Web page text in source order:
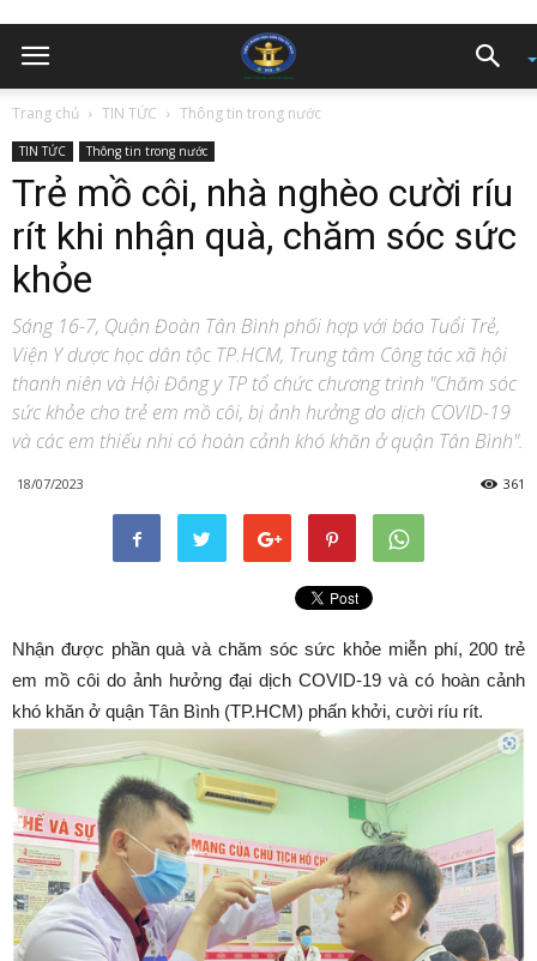
Trang chủ TIN TỨC Thông tin trong nước
TIN TỨC Thông tin trong nước
Trẻ mồ côi, nhà nghèo cười ríu
rít khi nhận quà, chăm sóc sức
khỏe
Sáng 16-7, Quận Đoàn Tân Bình phối hợp với báo Tuổi Trẻ,
Viện Y dược học dân tộc TP.HCM, Trung tâm Công tác xã hội
thanh niên và Hội Đông y TP tổ chức chương trình "Chăm sóc
sức khỏe cho trẻ em mồ côi, bị ảnh hưởng do dịch COVID-19
và các em thiếu nhi có hoàn cảnh khó khăn ở quận Tân Bình".
18/07/2023 361
Nhận được phần quà và chăm sóc sức khỏe miễn phí, 200 trẻ
em mồ côi do ảnh hưởng đại dịch COVID-19 và có hoàn cảnh
khó khăn ở quận Tân Bình (TP.HCM) phấn khởi, cười ríu rít.